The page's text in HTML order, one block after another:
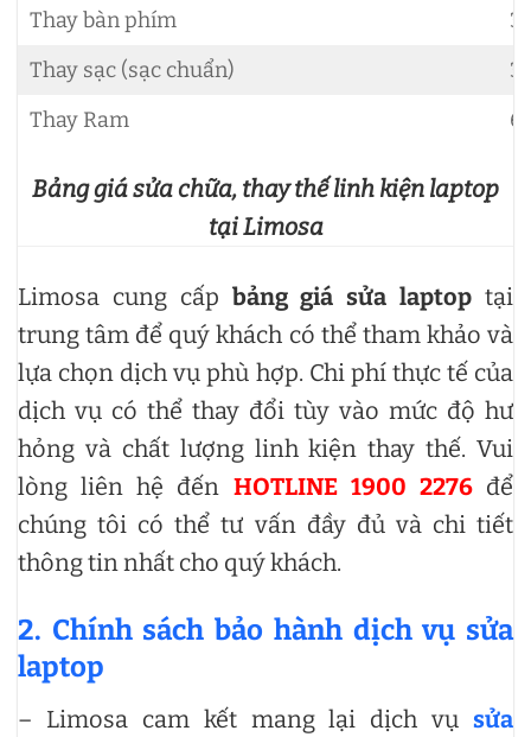
Thay bàn phím
Thay sạc (sạc chuẩn)
Thay Ram
Bảng giá sửa chữa, thay thế linh kiện laptop
tại Limosa
Limosa cung cấp bảng giá sửalaptop tại
trung tâm để quý khách có thể tham khảo và
lựa chọn dịch vụ phù hợp. Chi phí thực tế của
dịch vụ có thể thay đổi tùy vào mức độ hư
hỏng và chất lượng linh kiện thay thế. Vui
lòng liên hệ đến HOTLINE 1900 2276để
chúng tôi có thể tư vấn đầy đủ và chi tiết
thông tin nhất cho quý khách.
2. Chính sách bảo hành dịch vụ sửa
laptop
– Limosa cam kết mang lại dịch vụ sửa